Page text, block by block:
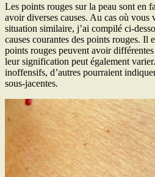
Les points rouges sur la peau sont en
avoir diverses causes. Au cas où vous
situation similaire, j’ai compilé ci-
causes courantes des points rouges. Il
points rouges peuvent avoir
leur signification peut également
inoffensifs, d’autres pourraient
sous-jacentes.